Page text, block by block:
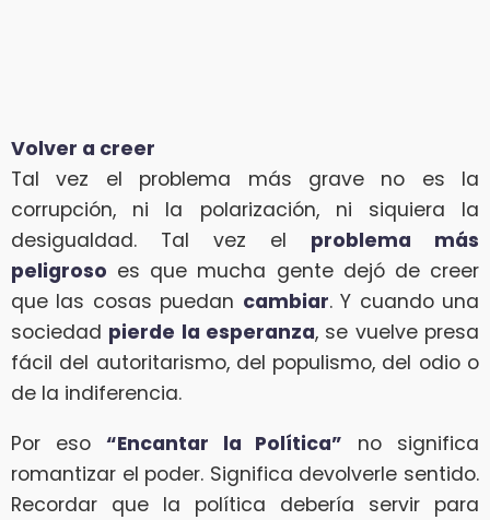
Volver a creer
Tal vez el problema más grave no es la
corrupción, ni la polarización, ni siquiera la
desigualdad. Tal vez el problema más
peligroso es que mucha gente dejó de creer
que las cosas puedan cambiar. Y cuando una
sociedad pierde la esperanza, se vuelve presa
fácil del autoritarismo, del populismo, del odio o
de la indiferencia.
Por eso “Encantar la Política” no significa
romantizar el poder. Significa devolverle sentido.
Recordar que la política debería servir para